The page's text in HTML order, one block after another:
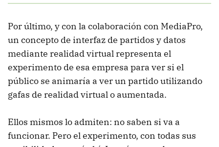
Por último, y con la colaboración con MediaPro,
un concepto de interfaz de partidos y datos
mediante realidad virtual representa el
experimento de esa empresa para ver si el
público se animaría a ver un partido utilizando
gafas de realidad virtual o aumentada.
Ellos mismos lo admiten: no saben si va a
funcionar. Pero el experimento, con todas sus